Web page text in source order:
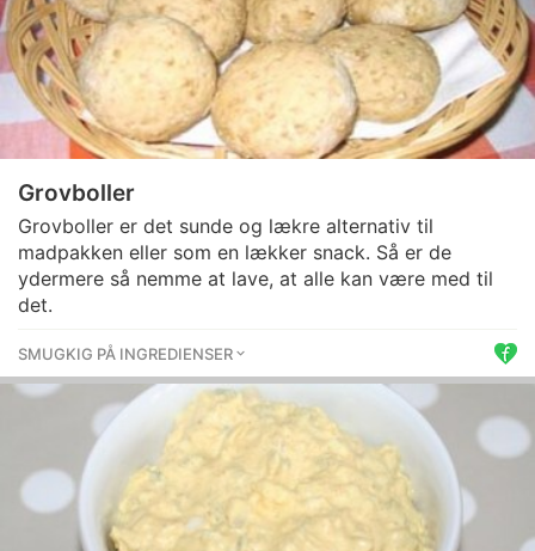
Grovboller
Grovboller er det sunde og lækre alternativ til
madpakken eller som en lækker snack. Så er de
ydermere så nemme at lave, at alle kan være med til
det.
SMUGKIG PÅ INGREDIENSER